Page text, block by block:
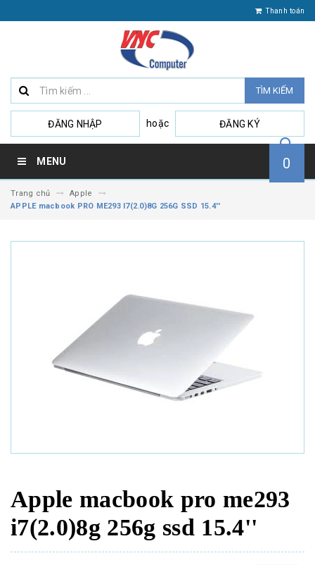
Thanh toán
TÌM KIẾM
ĐĂNG NHẬP hoặc ĐĂNG KÝ
MENU 0
Trang chủ
Apple
APPLE macbook PRO ME293 I7(2.0)8G 256G SSD 15.4''
Apple macbook pro me293
i7(2.0)8g 256g ssd 15.4''